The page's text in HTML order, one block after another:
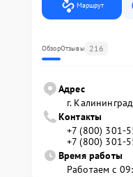
Маршрут
ОбзорОтзывы 216
Адрес
г.
Контакты
+7 (800) 301-
+7 (800) 301-
Время работы
Работаем с